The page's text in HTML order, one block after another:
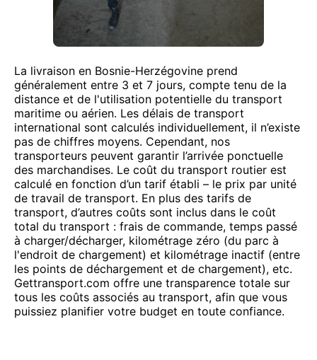
La livraison en Bosnie-Herzégovine prend
généralement entre 3 et 7 jours, compte tenu de la
distance et de l'utilisation potentielle du transport
maritime ou aérien. Les délais de transport
international sont calculés individuellement, il n’existe
pas de chiffres moyens. Cependant, nos
transporteurs peuvent garantir l’arrivée ponctuelle
des marchandises. Le coût du transport routier est
calculé en fonction d’un tarif établi – le prix par unité
de travail de transport. En plus des tarifs de
transport, d’autres coûts sont inclus dans le coût
total du transport : frais de commande, temps passé
à charger/décharger, kilométrage zéro (du parc à
l'endroit de chargement) et kilométrage inactif (entre
les points de déchargement et de chargement), etc.
Gettransport.com offre une transparence totale sur
tous les coûts associés au transport, afin que vous
puissiez planifier votre budget en toute confiance.